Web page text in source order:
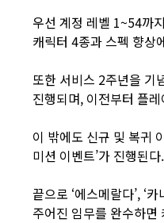
우선 계정 레벨 1~54까
캐릭터 4종과 스펙 향상
또한 서비스 2주년을 기
진행되며, 이전부터 플
이 밖에도 신규 및 복귀
미션 이벤트’가 진행된
끝으로 ‘에스메랄다’, ‘
주어진 임무를 완수하면